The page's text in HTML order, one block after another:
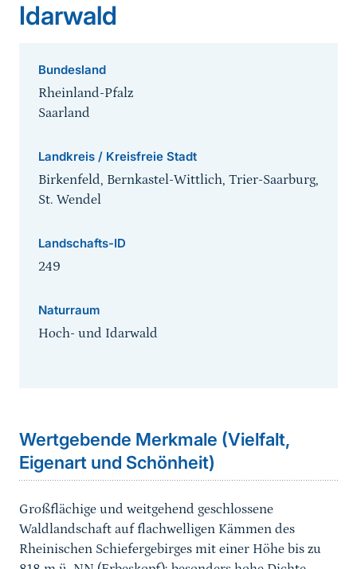
Idarwald
Bundesland
Rheinland-Pfalz
Saarland
Landkreis / Kreisfreie Stadt
Birkenfeld, Bernkastel-Wittlich, Trier-Saarburg,
St. Wendel
Landschafts-ID
249
Naturraum
Hoch- und Idarwald
Wertgebende Merkmale (Vielfalt,
Eigenart und Schönheit)
Großflächige und weitgehend geschlossene
Waldlandschaft auf flachwelligen Kämmen des
Rheinischen Schiefergebirges mit einer Höhe bis zu